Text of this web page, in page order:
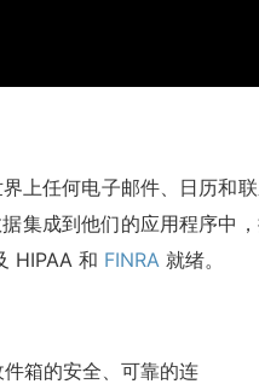
上任何电子邮件、日历和
集成到他们的应用程序中
HIPAA 和 FINRA 就绪。
箱的安全、可靠的连